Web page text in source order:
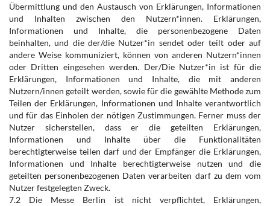
Übermittlung und den Austausch von Erklärungen, Informationen
und Inhalten zwischen den Nutzern*innen. Erklärungen,
Informationen und Inhalte, die personenbezogene Daten
beinhalten, und die der/die Nutzer*in sendet oder teilt oder auf
andere Weise kommuniziert, können von anderen Nutzern*innen
oder Dritten eingesehen werden. Der/Die Nutzer*in ist für die
Erklärungen, Informationen und Inhalte, die mit anderen
Nutzern/innen geteilt werden, sowie für die gewählte Methode zum
Teilen der Erklärungen, Informationen und Inhalte verantwortlich
und für das Einholen der nötigen Zustimmungen. Ferner muss der
Nutzer sicherstellen, dass er die geteilten Erklärungen,
Informationen und Inhalte über die Funktionalitäten
berechtigterweise teilen darf und der Empfänger die Erklärungen,
Informationen und Inhalte berechtigterweise nutzen und die
geteilten personenbezogenen Daten verarbeiten darf zu dem vom
Nutzer festgelegten Zweck.
7.2 Die Messe Berlin ist nicht verpflichtet, Erklärungen,